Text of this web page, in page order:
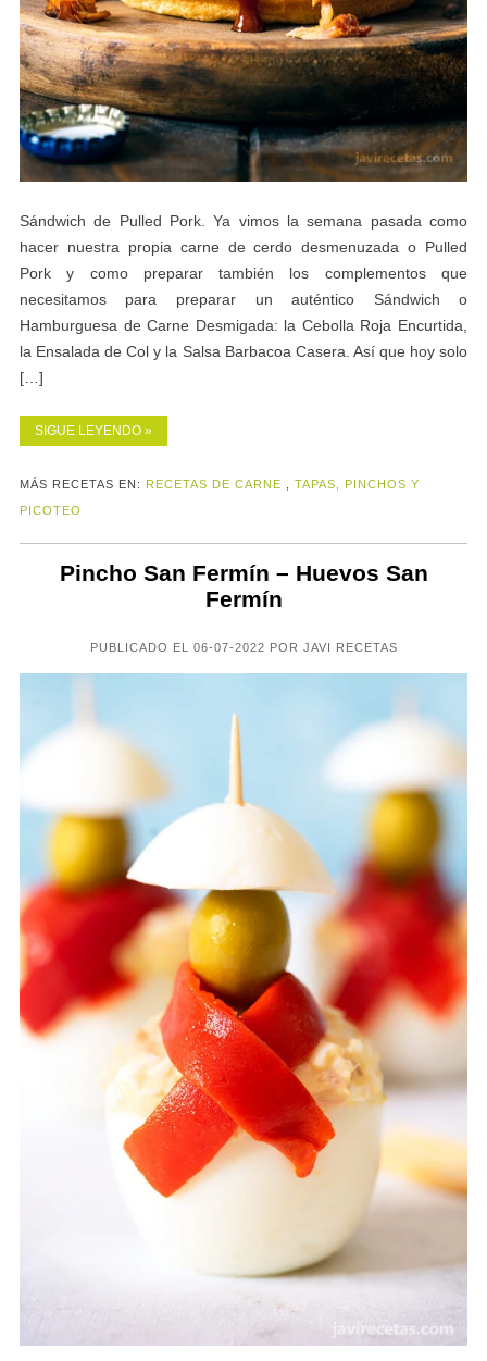
Sándwich de Pulled Pork. Ya vimos la semana pasada como
hacer nuestra propia carne de cerdo desmenuzada o Pulled
Pork y como preparar también los complementos que
necesitamos para preparar un auténtico Sándwich o
Hamburguesa de Carne Desmigada: la Cebolla Roja Encurtida,
la Ensalada de Col y la Salsa Barbacoa Casera. Así que hoy solo
[…]
SIGUE LEYENDO »
MÁS RECETAS EN: RECETAS DE CARNE
TAPAS, PINCHOS Y
PICOTEO
Pincho San Fermín – Huevos San
Fermín
PUBLICADO EL 06-07-2022 POR JAVI RECETAS